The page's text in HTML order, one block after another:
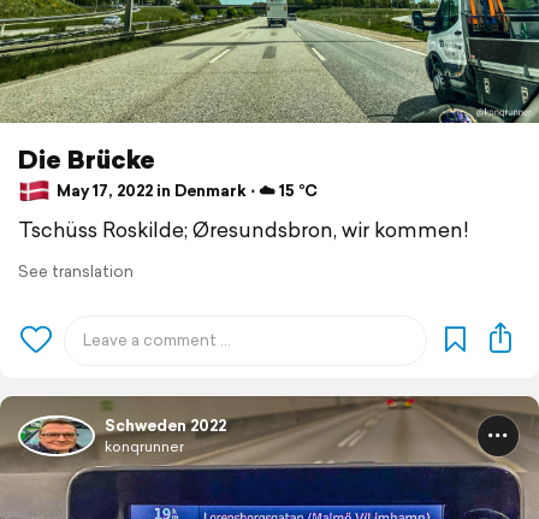
Die Brücke
May 17, 2022 in Denmark ⋅ ☁️ 15 °C
Tschüss Roskilde; Øresundsbron, wir kommen!
See translation
Schweden 2022
konqrunner